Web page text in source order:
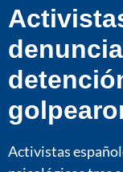
Activistas